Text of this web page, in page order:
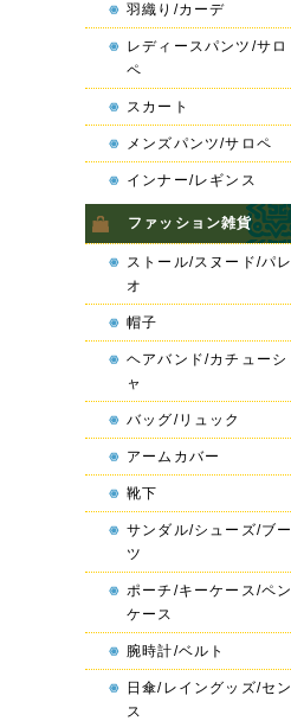
羽織り/カーデ
レディースパンツ/サロ
ペ
スカート
メンズパンツ/サロペ
インナー/レギンス
ファッション雑貨
ストール/スヌード/パレ
オ
帽子
ヘアバンド/カチューシ
ャ
バッグ/リュック
アームカバー
靴下
サンダル/シューズ/ブー
ツ
ポーチ/キーケース/ペン
ケース
腕時計/ベルト
日傘/レイングッズ/セン
ス